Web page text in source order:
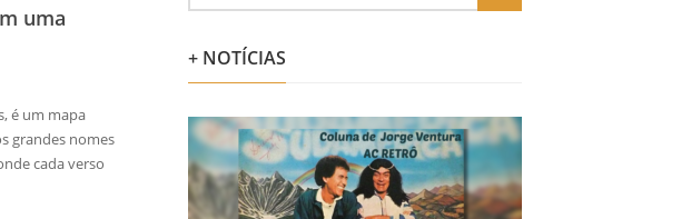
uma
é um mapa
grandes nomes
cada verso
+ NOTÍCIAS